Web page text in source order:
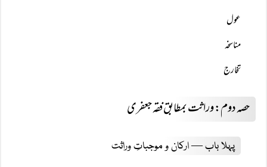
عول
مناسخہ
تخارج
حصہ دوم: وراثت بمطابق فقہ جعفری
پہلا باب — ارکان و موجباتِ وراثت